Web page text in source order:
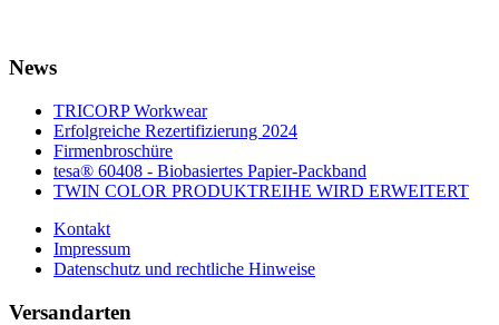
News
TRICORP Workwear
Erfolgreiche Rezertifizierung 2024
Firmenbroschüre
tesa® 60408 - Biobasiertes Papier-Packband
TWIN COLOR PRODUKTREIHE WIRD ERWEITERT
Kontakt
Impressum
Datenschutz und rechtliche Hinweise
Versandarten